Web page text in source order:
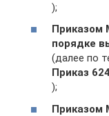
);
Приказом
порядке
(далее по
Приказ
);
Приказом